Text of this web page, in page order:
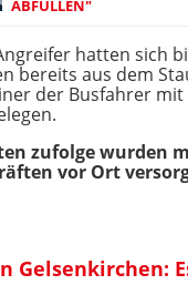
ABFÜLLEN"
hatten sich
bereits aus dem
der Busfahrer
zufolge wurden
vor Ort
Gelsenkirchen: